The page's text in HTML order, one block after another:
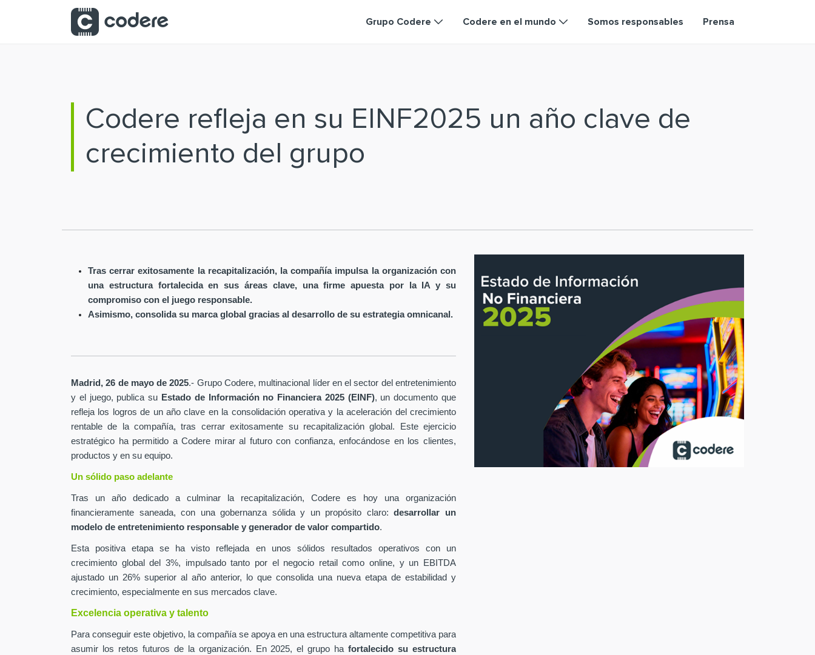
Saltar al contenido principal
Grupo Codere Codere en el mundo Somos responsables Prensa
Codere refleja en su EINF2025 un año clave de
crecimiento del grupo
Tras cerrar exitosamente la recapitalización, la compañía impulsa la organización con
una estructura fortalecida en sus áreas clave, una firme apuesta por la IA y su
compromiso con el juego responsable.
Asimismo, consolida su marca global gracias al desarrollo de su estrategia omnicanal.
Madrid, 26 de mayo de 2025.- Grupo Codere, multinacional líder en el sector del entretenimiento
y el juego, publica su Estado de Información no Financiera 2025 (EINF), un documento que
refleja los logros de un año clave en la consolidación operativa y la aceleración del crecimiento
rentable de la compañía, tras cerrar exitosamente su recapitalización global. Este ejercicio
estratégico ha permitido a Codere mirar al futuro con confianza, enfocándose en los clientes,
productos y en su equipo.
Un sólido paso adelante
Tras un año dedicado a culminar la recapitalización, Codere es hoy una organización
financieramente saneada, con una gobernanza sólida y un propósito claro:desarrollar un
modelo de entretenimiento responsable y generador de valor compartido.
Esta positiva etapa se ha visto reflejada en unos sólidos resultados operativos con un
crecimiento global del 3%, impulsado tanto por el negocio retail como online, y un EBITDA
ajustado un 26% superior al año anterior, lo que consolida una nueva etapa de estabilidad y
crecimiento, especialmente en sus mercados clave.
Excelencia operativa y talento
Para conseguir este objetivo, la compañía se apoya en una estructura altamente competitiva para
asumir los retos futuros de la organización. En 2025, el grupo hafortalecido su estructura